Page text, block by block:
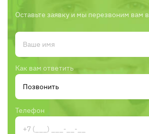
Оставьте заявку и мы перезвоним вам
Как вам ответить
Телефон